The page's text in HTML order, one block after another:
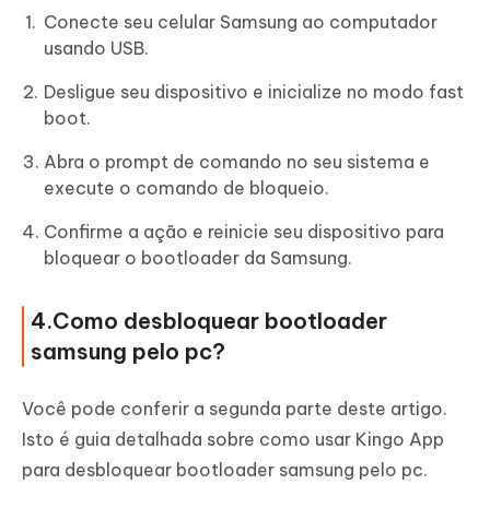
Conecte seu celular Samsung ao computador
usando USB.
Desligue seu dispositivo e inicialize no modo fast
boot.
Abra o prompt de comando no seu sistema e
execute o comando de bloqueio.
Confirme a ação e reinicie seu dispositivo para
bloquear o bootloader da Samsung.
4.Como desbloquear bootloader
samsung pelo pc?
Você pode conferir a segunda parte deste artigo.
Isto é guia detalhada sobre como usar Kingo App
para desbloquear bootloader samsung pelo pc.